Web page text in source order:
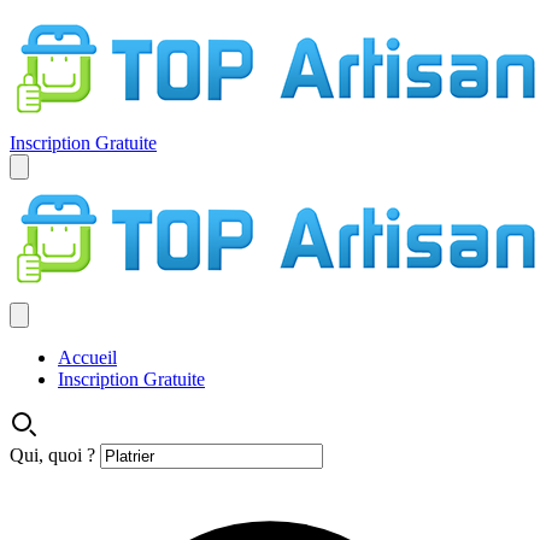
Inscription Gratuite
Accueil
Inscription Gratuite
Qui, quoi ?